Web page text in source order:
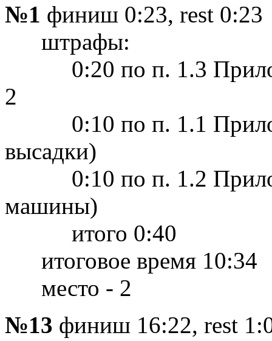
№1 финиш 0:23, rest 0:23
штрафы:
0:20 по п. 1.3
2
0:10 по п. 1.1
высадки)
0:10 по п. 1.2
машины)
итого 0:40
итоговое время 10:34
место - 2
№13 финиш 16:22, rest